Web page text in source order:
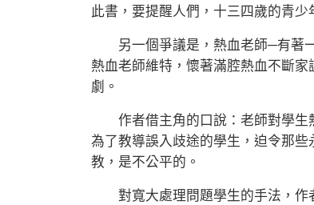
此書，要提醒人們，十三四歲的青
另一個爭議是，熱血老師─有著一
熱血老師維特，懷著滿腔熱血不斷
劇。
作者借主角的口說：老師對學生
為了教導誤入歧途的學生，迫令那
教，是不公平的。
對寬大處理問題學生的手法，作